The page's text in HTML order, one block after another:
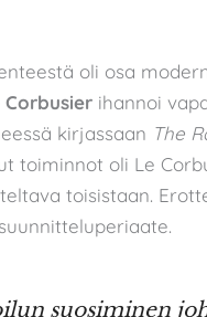
oli osa
Corbusier ihannoi
kirjassaan The
toiminnot oli Le
toisistaan.
suosiminen